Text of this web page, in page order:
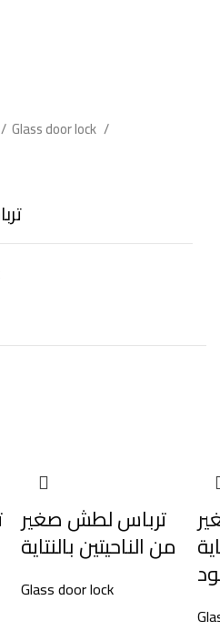
Glass door lock
ترباس لطش صغير
من الناحيتين بالنتاية
Glass door lock